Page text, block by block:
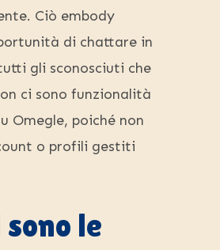
Ciò embody
di chattare in
gli sconosciuti che
ci sono funzionalità
Omegle, poiché non
o profili gestiti
le